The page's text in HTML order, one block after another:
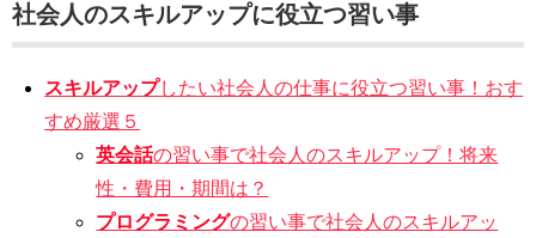
社会人のスキルアップに役立つ習い事
スキルアップしたい社会人の仕事に役立つ習い事！おす
すめ厳選５
英会話の習い事で社会人のスキルアップ！将来
性・費用・期間は？
プログラミングの習い事で社会人のスキルアッ